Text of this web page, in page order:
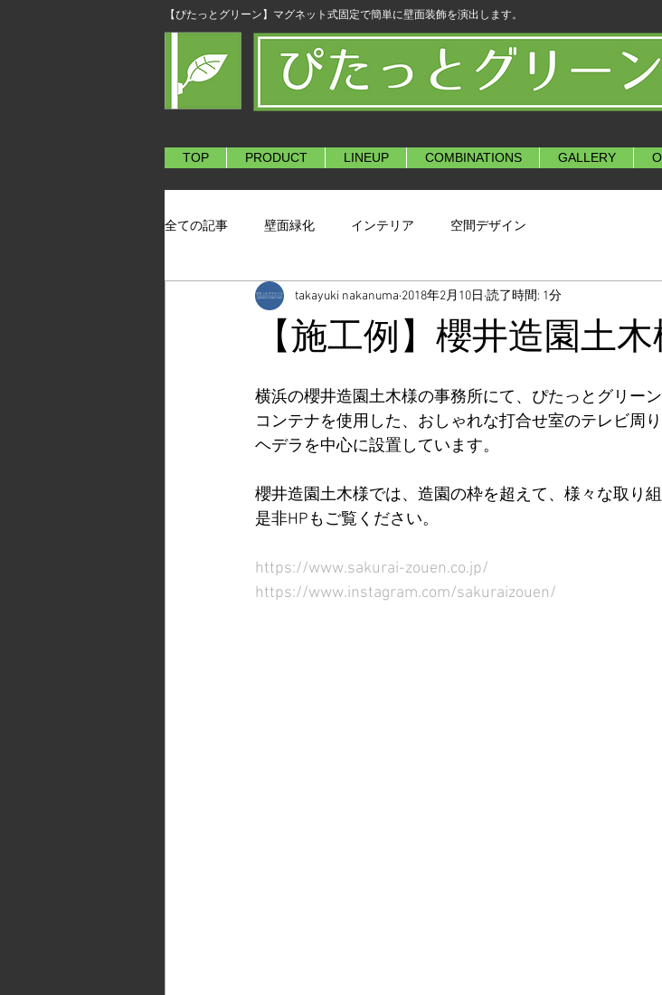
​【ぴたっとグリーン】マグネット式固定で簡単に壁面装飾を演出します。
TOP PRODUCT LINEUP COMBINATIONS GALLERY
全ての記事 壁面緑化 インテリア 空間デザイン
【施工例】櫻井造園土木
takayuki nakanuma 2018年2月10日 読了時間: 1分
横浜の櫻井造園土木様の事務所にて、ぴたっとグリー
コンテナを使用した、おしゃれな打合せ室のテレビ周り
ヘデラを中心に設置しています。
櫻井造園土木様では、造園の枠を超えて、様々な取り組
是非HPもご覧ください。
https://www.sakurai-zouen.co.jp/
https://www.instagram.com/sakuraizouen/